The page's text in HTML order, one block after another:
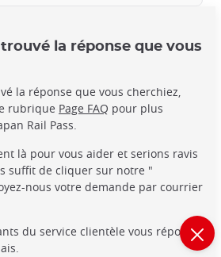
la réponse que vous
la réponse que vous cherchiez,
rubrique Page FAQ pour plus
Rail Pass.
là pour vous aider et serions ravis
suffit de cliquer sur notre "
nous votre demande par courrier
du service clientèle vous répondra